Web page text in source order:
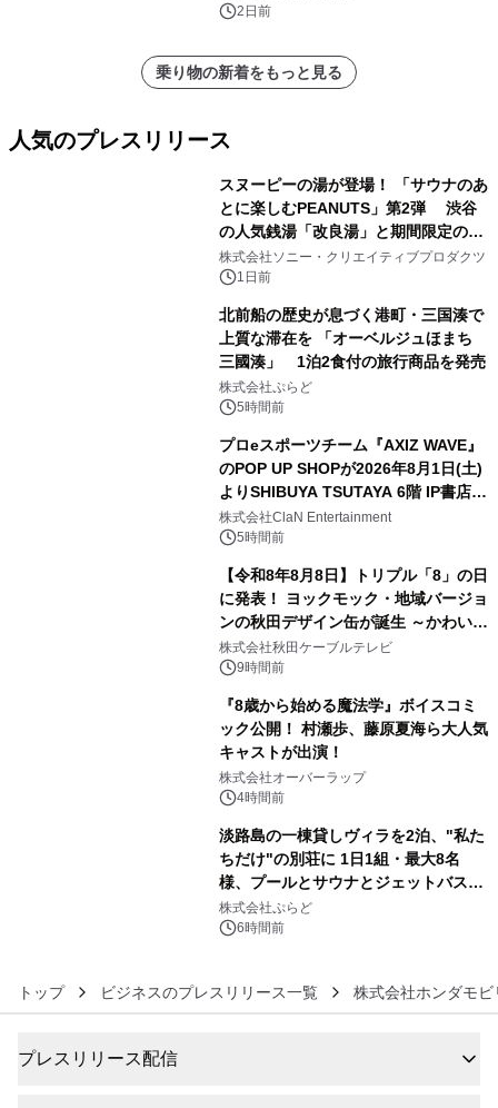
2日前
乗り物の新着をもっと見る
人気のプレスリリース
スヌーピーの湯が登場！ 「サウナのあ
とに楽しむPEANUTS」第2弾 渋谷
の人気銭湯「改良湯」と期間限定のコ
ラボレーション サウナイキタイコラ
ボグッズも発売決定！
株式会社ソニー・クリエイティブプロダクツ
1日前
北前船の歴史が息づく港町・三国湊で
上質な滞在を 「オーベルジュほまち
三國湊」 1泊2食付の旅行商品を発売
株式会社ぷらど
5時間前
プロeスポーツチーム『AXIZ WAVE』
のPOP UP SHOPが2026年8月1日(土)
よりSHIBUYA TSUTAYA 6階 IP書店で
開催決定！！
株式会社ClaN Entertainment
5時間前
【令和8年8月8日】トリプル「8」の日
に発表！ ヨックモック・地域バージョ
ンの秋田デザイン缶が誕生 ～かわいい
秋田犬の子犬と秋田の四季と名所を巡
るパッケージ～ 9月1日(火)秋田県内で
株式会社秋田ケーブルテレビ
9時間前
『8歳から始める魔法学』ボイスコミ
ック公開！ 村瀬歩、藤原夏海ら大人気
キャストが出演！
株式会社オーバーラップ
4時間前
淡路島の一棟貸しヴィラを2泊、"私た
ちだけ"の別荘に 1日1組・最大8名
様、プールとサウナとジェットバス付
きで Villa Mon Temps AWAJIの連泊
素泊りプラン
株式会社ぷらど
6時間前
トップ ビジネスのプレスリリース一覧 株式会社ホンダモ
プレスリリース配信